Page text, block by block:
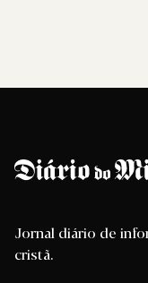
Jornal diário de
cristã.